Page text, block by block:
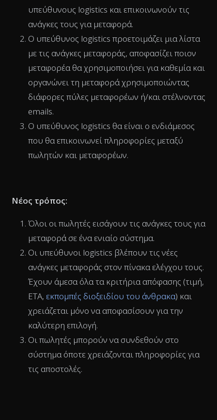
υπεύθυνους logistics και επικοινωνούν τις
ανάγκες τους για μεταφορά.
Ο υπεύθυνος logistics προετοιμάζει μια λίστα
με τις ανάγκες μεταφοράς, αποφασίζει ποιον
μεταφορέα θα χρησιμοποιήσει για καθεμία και
οργανώνει τη μεταφορά χρησιμοποιώντας
διάφορες πύλες μεταφορέων ή/και στέλνοντας
emails.
Ο υπεύθυνος logistics θα είναι ο ενδιάμεσος
που θα επικοινωνεί πληροφορίες μεταξύ
πωλητών και μεταφορέων.
Νέος τρόπος:
Όλοι οι πωλητές εισάγουν τις ανάγκες τους για
μεταφορά σε ένα ενιαίο σύστημα.
Οι υπεύθυνοι logistics βλέπουν τις νέες
ανάγκες μεταφοράς στον πίνακα ελέγχου τους.
Έχουν άμεσα όλα τα κριτήρια απόφασης (τιμή,
ETA, εκπομπές διοξειδίου του άνθρακα) και
χρειάζεται μόνο να αποφασίσουν για την
καλύτερη επιλογή.
Οι πωλητές μπορούν να συνδεθούν στο
σύστημα όποτε χρειάζονται πληροφορίες για
τις αποστολές.